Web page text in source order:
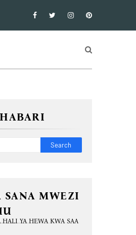
SANA MWEZI
YA HEWA KWA SAA